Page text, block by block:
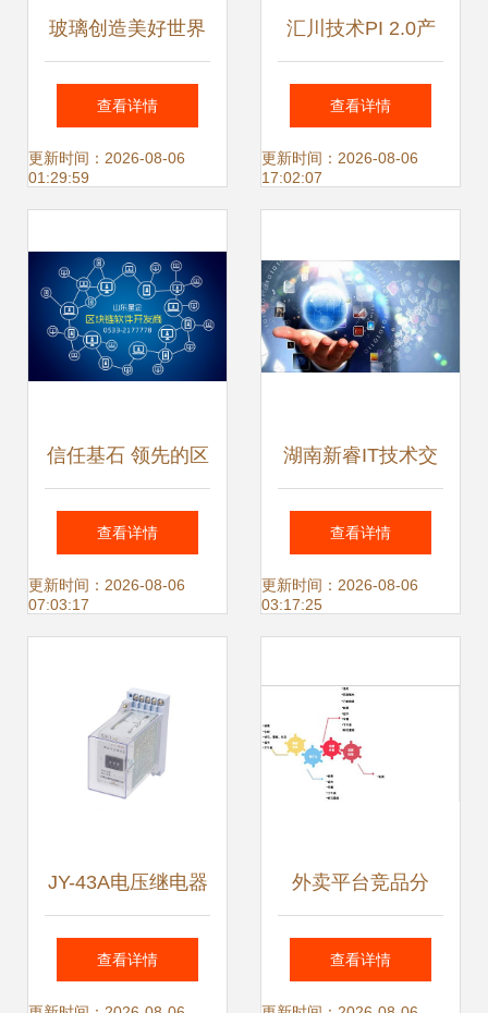
玻璃创造美好世界
看一座工厂的两种
精彩
查看详情
更新时间：2026-08-06
01:29:59
汇川技术PI 2.0产
品识别设计指南正
式发布 重新定义人
技术推广新范式
查看详情
更新时间：2026-08-06
17:02:07
信任基石 领先的区
块链技术开发商如
何赋能数字经济
查看详情
更新时间：2026-08-06
07:03:17
湖南新睿IT技术交
流 探索当今时代学
习IT技术的重要性
查看详情
更新时间：2026-08-06
03:17:25
JY-43A电压继电器
产品图片及技术参
查看详情
外卖平台竞品分
析、排名算法与未
查看详情